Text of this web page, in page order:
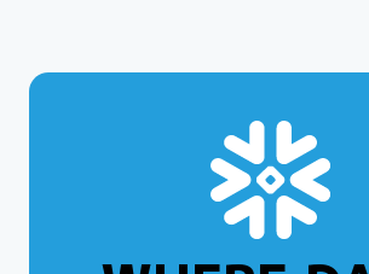
セキュアなアクセスを実現するスコープ
能などによってサポートされています。
と、Snowflake Horizonカタログの包括
れにより、Snowflake内の他のデータと
した、粒度の高いアクセス制御、リスク
脆弱性管理などのエンタープライズグレ
Icebergデータを保護できます。